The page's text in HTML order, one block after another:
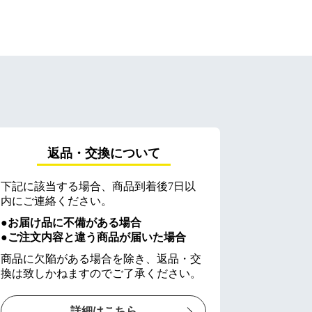
返品・交換について
下記に該当する場合、商品到着後7日以
内にご連絡ください。
●お届け品に不備がある場合
●ご注文内容と違う商品が届いた場合
商品に欠陥がある場合を除き、返品・交
換は致しかねますのでご了承ください。